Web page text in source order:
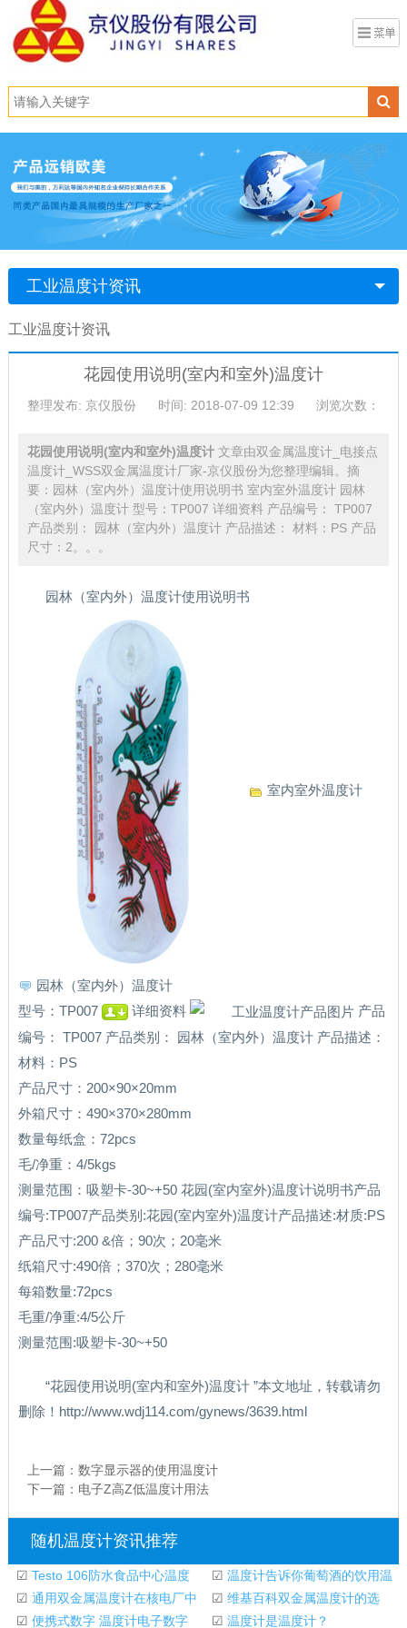
工业温度计资讯
工业温度计资讯
花园使用说明(室内和室外)温度计
整理发布: 京仪股份 时间: 2018-07-09 12:39 浏览次数：
花园使用说明(室内和室外)温度计 文章由双金属温度计_电接点
温度计_WSS双金属温度计厂家-京仪股份为您整理编辑。摘
要：园林（室内外）温度计使用说明书 室内室外温度计 园林
（室内外）温度计 型号：TP007 详细资料 产品编号： TP007
产品类别： 园林（室内外）温度计 产品描述： 材料：PS 产品
尺寸：2。。。
园林（室内外）温度计使用说明书
室内室外温度计
园林（室内外）温度计
型号：TP007
详细资料
产品
编号： TP007 产品类别： 园林（室内外）温度计 产品描述：
材料：PS
产品尺寸：200×90×20mm
外箱尺寸：490×370×280mm
数量每纸盒：72pcs
毛/净重：4/5kgs
测量范围：吸塑卡-30~+50 花园(室内室外)温度计说明书产品
编号:TP007产品类别:花园(室内室外)温度计产品描述:材质:PS
产品尺寸:200 &倍；90次；20毫米
纸箱尺寸:490倍；370次；280毫米
每箱数量:72pcs
毛重/净重:4/5公斤
测量范围:吸塑卡-30~+50
“花园使用说明(室内和室外)温度计 ”本文地址，转载请勿
删除！http://www.wdj114.com/gynews/3639.html
上一篇： 数字显示器的使用温度计
下一篇： 电子Z高Z低温度计用法
随机温度计资讯推荐
☑ Testo 106防水食品中心温度
计-上海海埠电子技
☑ 温度计告诉你葡萄酒的饮用温
度
☑ 通用双金属温度计在核电厂中
的使用
☑ 维基百科双金属温度计的选
择、优势和劣势
☑ 便携式数字 温度计电子数字 ☑ 温度计是温度计？